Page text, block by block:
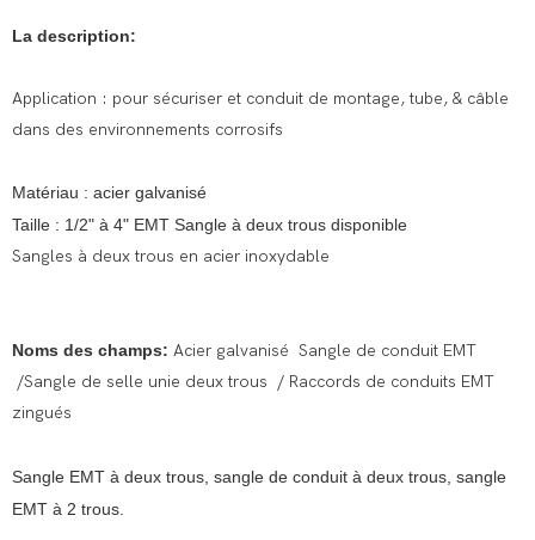
La description:
Application : pour sécuriser et conduit de montage, tube, & câble
dans des environnements corrosifs
Matériau : acier galvanisé
Taille : 1/2" à 4" EMT Sangle à deux trous disponible
Sangles à deux trous en acier inoxydable
Noms des champs: Acier galvanisé Sangle de conduit EMT
/Sangle de selle unie deux trous / Raccords de conduits EMT
zingués
Sangle EMT à deux trous, sangle de conduit à deux trous, sangle
EMT à 2 trous.